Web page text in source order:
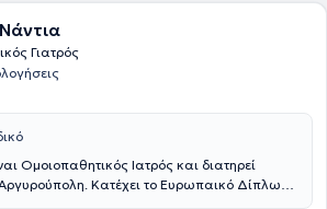
Γιατρός
Ομοιοπαθητικός Ιατρός και διατηρεί
Αργυρούπολη. Κατέχει το Ευρωπαικό Δίπλωμα